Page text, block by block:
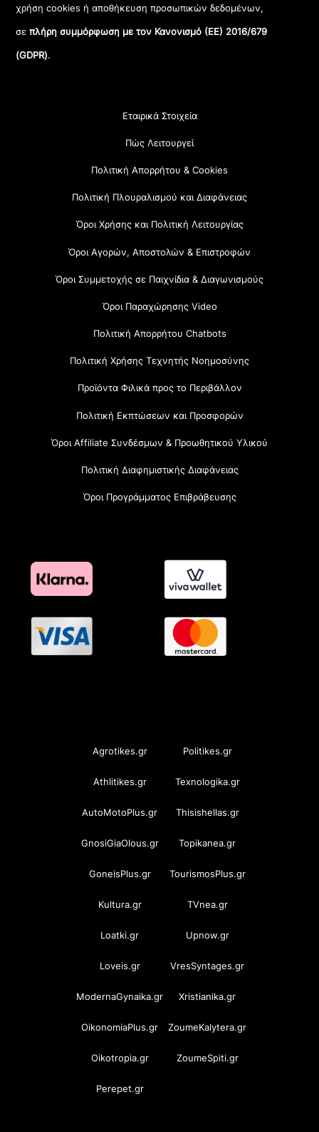
χρήση cookies ή αποθήκευση προσωπικών δεδομένων,
σεπλήρη συμμόρφωση με τον Κανονισμό (ΕΕ) 2016/679
(GDPR).
Εταιρικά Στοιχεία
Πώς Λειτουργεί
Πολιτική Απορρήτου & Cookies
Πολιτική Πλουραλισμού και Διαφάνειας
Όροι Χρήσης και Πολιτική Λειτουργίας
Όροι Αγορών, Αποστολών & Επιστροφών
Όροι Συμμετοχής σε Παιχνίδια & Διαγωνισμούς
Όροι Παραχώρησης Video
Πολιτική Απορρήτου Chatbots
Πολιτική Χρήσης Τεχνητής Νοημοσύνης
Προϊόντα Φιλικά προς το Περιβάλλον
Πολιτική Εκπτώσεων και Προσφορών
Όροι Affiliate Συνδέσμων & Προωθητικού Υλικού
Πολιτική Διαφημιστικής Διαφάνειας
Όροι Προγράμματος Επιβράβευσης
Agrotikes.gr Politikes.gr
Athlitikes.gr Texnologika.gr
AutoMotoPlus.gr Thisishellas.gr
GnosiGiaOlous.gr Topikanea.gr
GoneisPlus.gr TourismosPlus.gr
Kultura.gr TVnea.gr
Loatki.gr Upnow.gr
Loveis.gr VresSyntages.gr
ModernaGynaika.gr Xristianika.gr
OikonomiaPlus.gr ZoumeKalytera.gr
Oikotropia.gr ZoumeSpiti.gr
Perepet.gr